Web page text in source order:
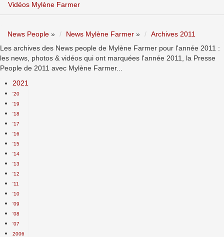
Vidéos Mylène Farmer
News People » News Mylène Farmer »
Archives 2011
Les archives des News people de Mylène Farmer pour l'année 2011 :
les news, photos & vidéos qui ont marquées l'année 2011, la Presse
People de 2011 avec Mylène Farmer...
2021
'20
'19
'18
'17
'16
'15
'14
'13
'12
'11
'10
'09
'08
'07
2006